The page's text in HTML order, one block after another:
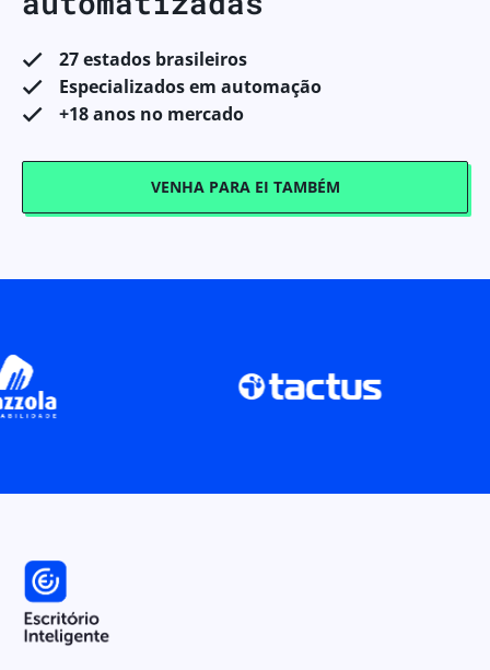
27 estados brasileiros
Especializados em automação
+18 anos no mercado
VENHA PARA EI TAMBÉM